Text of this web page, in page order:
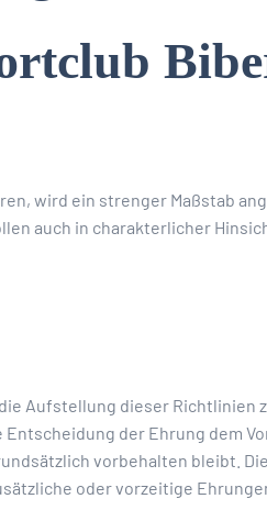
wird ein strenger Maßstab
auch in charakterlicher
Aufstellung dieser
der Ehrung dem
vorbehalten bleibt.
oder vorzeitige